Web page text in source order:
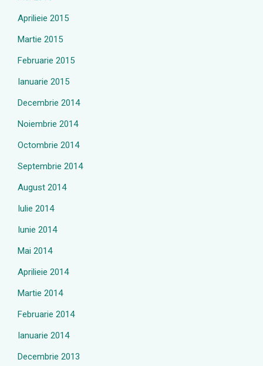
Aprilieie 2015
Martie 2015
Februarie 2015
Ianuarie 2015
Decembrie 2014
Noiembrie 2014
Octombrie 2014
Septembrie 2014
August 2014
Iulie 2014
Iunie 2014
Mai 2014
Aprilieie 2014
Martie 2014
Februarie 2014
Ianuarie 2014
Decembrie 2013